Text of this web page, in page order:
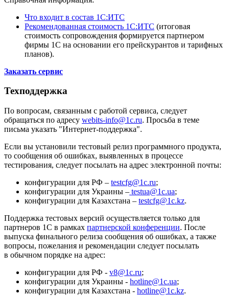
Что входит в состав 1С:ИТС
Рекомендованная стоимость 1С:ИТС (итоговая
стоимость сопровождения формируется партнером
фирмы 1С на основании его прейскурантов и тарифных
планов).
Заказать сервис
Техподдержка
По вопросам, связанным с работой сервиса, следует
обращаться по адресу webits-info@1c.ru. Просьба в теме
письма указать "Интернет-поддержка".
Если вы установили тестовый релиз программного продукта,
то сообщения об ошибках, выявленных в процессе
тестирования, следует посылать на адрес электронной почты:
конфигурации для РФ – testcfg@1c.ru;
конфигурации для Украины – testua@1c.ua;
конфигурации для Казахстана – testcfg@1c.kz.
Поддержка тестовых версий осуществляется только для
партнеров 1С в рамках партнерской конференции. После
выпуска финального релиза сообщения об ошибках, а также
вопросы, пожелания и рекомендации следует посылать
в обычном порядке на адрес:
конфигурации для РФ - v8@1c.ru;
конфигурации для Украины - hotline@1c.ua;
конфигурации для Казахстана - hotline@1c.kz.